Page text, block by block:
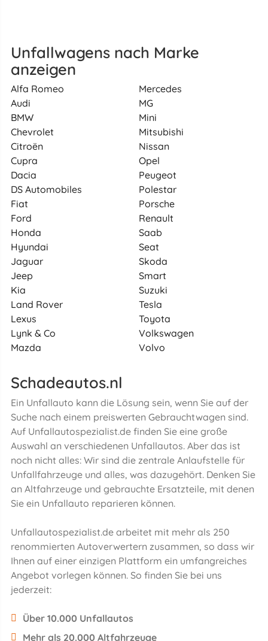
Unfallwagens nach Marke
anzeigen
Alfa Romeo
Audi
BMW
Chevrolet
Citroën
Cupra
Dacia
DS Automobiles
Fiat
Ford
Honda
Hyundai
Jaguar
Jeep
Kia
Land Rover
Lexus
Lynk & Co
Mazda
Mercedes
MG
Mini
Mitsubishi
Nissan
Opel
Peugeot
Polestar
Porsche
Renault
Saab
Seat
Skoda
Smart
Suzuki
Tesla
Toyota
Volkswagen
Volvo
Schadeautos.nl
Ein Unfallauto kann die Lösung sein, wenn Sie auf der
Suche nach einem preiswerten Gebrauchtwagen sind.
Auf Unfallautospezialist.de finden Sie eine große
Auswahl an verschiedenen Unfallautos. Aber das ist
noch nicht alles: Wir sind die zentrale Anlaufstelle für
Unfallfahrzeuge und alles, was dazugehört. Denken Sie
an Altfahrzeuge und gebrauchte Ersatzteile, mit denen
Sie ein Unfallauto reparieren können.
Unfallautospezialist.de arbeitet mit mehr als 250
renommierten Autoverwertern zusammen, so dass wir
Ihnen auf einer einzigen Plattform ein umfangreiches
Angebot vorlegen können. So finden Sie bei uns
jederzeit:
Über 10.000 Unfallautos
Mehr als 20.000 Altfahrzeuge